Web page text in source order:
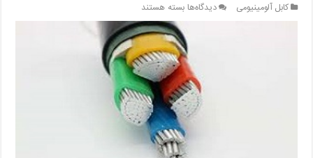
کابل آلومینیومی دیدگاه‌هابرای
قیمت
فروش
کابل
آلومینیومی
اختر
پخش
کارخانه
بسته هستند